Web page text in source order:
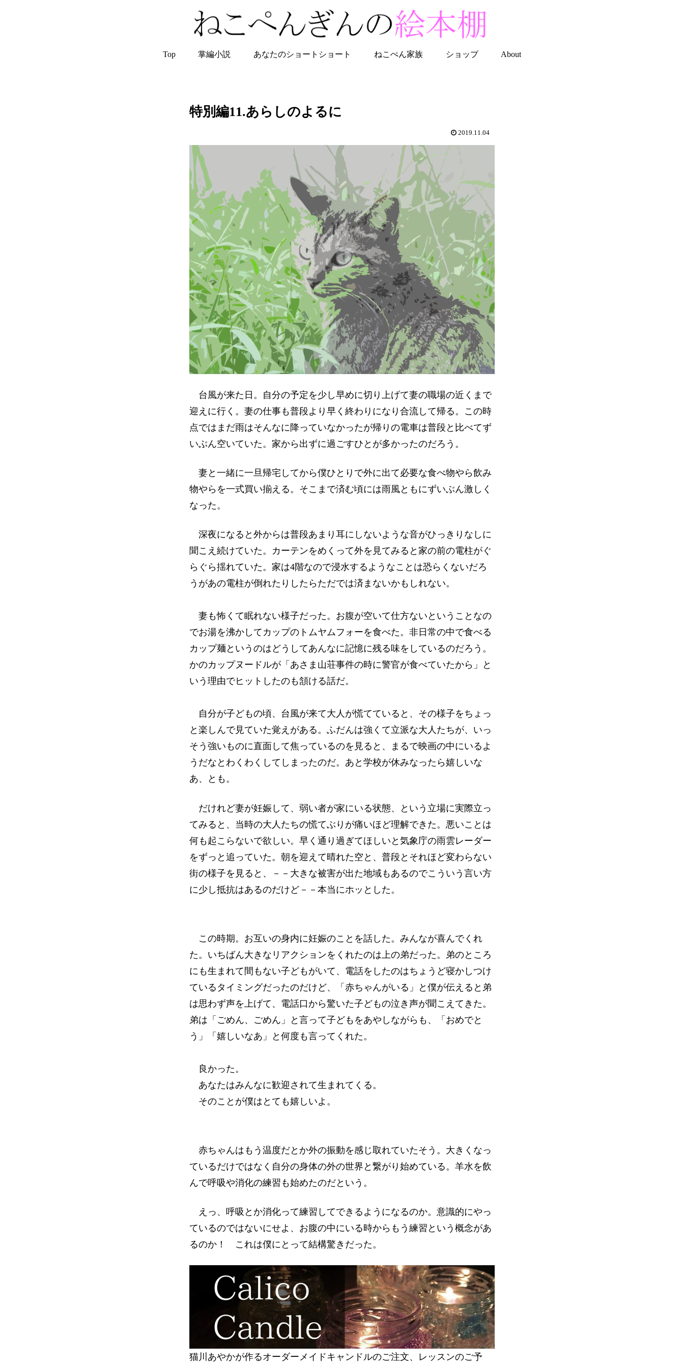
Top 掌編小説 あなたのショートショート ねこぺん家族 ショップ About
特別編11.あらしのよるに
2019.11.04
台風が来た日。自分の予定を少し早めに切り上げて妻の職場の近くまで
迎えに行く。妻の仕事も普段より早く終わりになり合流して帰る。この時
点ではまだ雨はそんなに降っていなかったが帰りの電車は普段と比べてず
いぶん空いていた。家から出ずに過ごすひとが多かったのだろう。
妻と一緒に一旦帰宅してから僕ひとりで外に出て必要な食べ物やら飲み
物やらを一式買い揃える。そこまで済む頃には雨風ともにずいぶん激しく
なった。
深夜になると外からは普段あまり耳にしないような音がひっきりなしに
聞こえ続けていた。カーテンをめくって外を見てみると家の前の電柱がぐ
らぐら揺れていた。家は4階なので浸水するようなことは恐らくないだろ
うがあの電柱が倒れたりしたらただでは済まないかもしれない。
妻も怖くて眠れない様子だった。お腹が空いて仕方ないということなの
でお湯を沸かしてカップのトムヤムフォーを食べた。非日常の中で食べる
カップ麺というのはどうしてあんなに記憶に残る味をしているのだろう。
かのカップヌードルが「あさま山荘事件の時に警官が食べていたから」と
いう理由でヒットしたのも頷ける話だ。
自分が子どもの頃、台風が来て大人が慌てていると、その様子をちょっ
と楽しんで見ていた覚えがある。ふだんは強くて立派な大人たちが、いっ
そう強いものに直面して焦っているのを見ると、まるで映画の中にいるよ
うだなとわくわくしてしまったのだ。あと学校が休みなったら嬉しいな
あ、とも。
だけれど妻が妊娠して、弱い者が家にいる状態、という立場に実際立っ
てみると、当時の大人たちの慌てぶりが痛いほど理解できた。悪いことは
何も起こらないで欲しい。早く通り過ぎてほしいと気象庁の雨雲レーダー
をずっと追っていた。朝を迎えて晴れた空と、普段とそれほど変わらない
街の様子を見ると、－－大きな被害が出た地域もあるのでこういう言い方
に少し抵抗はあるのだけど－－本当にホッとした。
この時期。お互いの身内に妊娠のことを話した。みんなが喜んでくれ
た。いちばん大きなリアクションをくれたのは上の弟だった。弟のところ
にも生まれて間もない子どもがいて、電話をしたのはちょうど寝かしつけ
ているタイミングだったのだけど、「赤ちゃんがいる」と僕が伝えると弟
は思わず声を上げて、電話口から驚いた子どもの泣き声が聞こえてきた。
弟は「ごめん、ごめん」と言って子どもをあやしながらも、「おめでと
う」「嬉しいなあ」と何度も言ってくれた。
良かった。
あなたはみんなに歓迎されて生まれてくる。
そのことが僕はとても嬉しいよ。
赤ちゃんはもう温度だとか外の振動を感じ取れていたそう。大きくなっ
ているだけではなく自分の身体の外の世界と繋がり始めている。羊水を飲
んで呼吸や消化の練習も始めたのだという。
えっ、呼吸とか消化って練習してできるようになるのか。意識的にやっ
ているのではないにせよ、お腹の中にいる時からもう練習という概念があ
るのか！ これは僕にとって結構驚きだった。
猫川あやかが作るオーダーメイドキャンドルのご注文、レッスンのご予